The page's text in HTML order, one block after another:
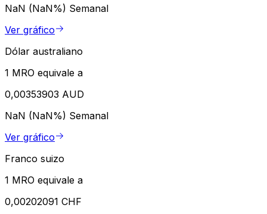
NaN (NaN%) Semanal
Ver gráfico
Dólar australiano
1 MRO equivale a
0,00353903 AUD
NaN (NaN%) Semanal
Ver gráfico
Franco suizo
1 MRO equivale a
0,00202091 CHF